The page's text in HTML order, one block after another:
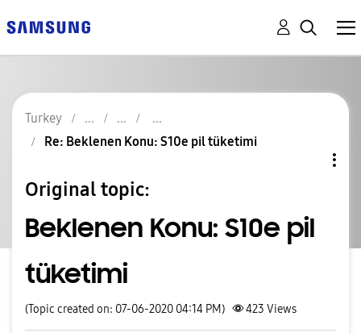
Turkey
Re: Beklenen Konu: S10e pil tüketimi
Original topic:
Beklenen Konu: S10e pil
tüketimi
(Topic created on: 07-06-2020 04:14 PM) 423 Views